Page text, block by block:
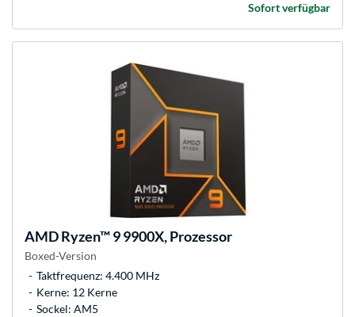
Sofort verfügbar
AMDRyzen™ 9 9900X, Prozessor
Boxed-Version
Taktfrequenz: 4.400 MHz
Kerne: 12 Kerne
Sockel: AM5